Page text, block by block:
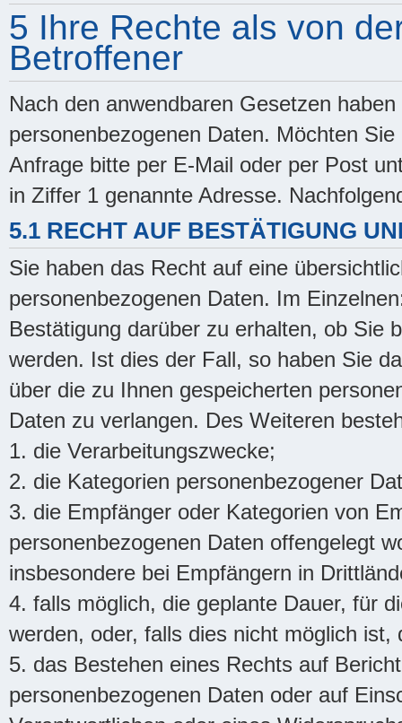
5 Ihre Rechte als von
Betroffener
Nach den anwendbaren Gesetzen
personenbezogenen Daten. Möchten
Anfrage bitte per E-Mail oder per Post
in Ziffer 1 genannte Adresse.
5.1 RECHT AUF BESTÄTIGUNG
Sie haben das Recht auf eine
personenbezogenen Daten. Im
Bestätigung darüber zu erhalten, ob Sie
werden. Ist dies der Fall, so haben Sie
über die zu Ihnen gespeicherten
Daten zu verlangen. Des Weiteren
1. die Verarbeitungszwecke;
2. die Kategorien personenbezogener
3. die Empfänger oder Kategorien von
personenbezogenen Daten offengelegt
insbesondere bei Empfängern in
4. falls möglich, die geplante Dauer, für
werden, oder, falls dies nicht möglich
5. das Bestehen eines Rechts auf
personenbezogenen Daten oder auf